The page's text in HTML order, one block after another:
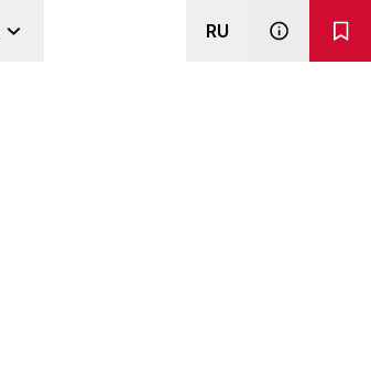
RU